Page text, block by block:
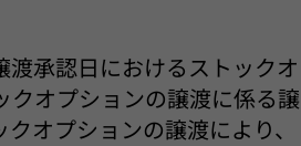
承認日におけるストックオ
オプションの譲渡に係る譲
オプションの譲渡により、